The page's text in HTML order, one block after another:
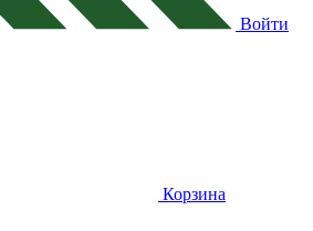
Войти
Корзина